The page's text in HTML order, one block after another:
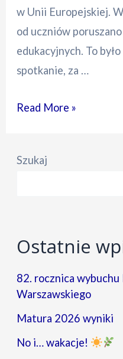
w Unii Europejskiej.
od uczniów
edukacyjnych. To
spotkanie, za …
Wicemarszałek
Podkowiańskim
Read More »
Szukaj
Ostatnie
82. rocznica wybuchu
Warszawskiego
Matura 2026 wyniki
No i… wakacje!